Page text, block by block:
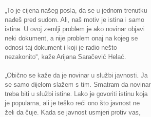
„To je cijena našeg posla, da se u jednom trenutku
nađeš pred sudom. Ali, naš motiv je istina i samo
istina. U ovoj zemlji problem je ako novinar objavi
neki dokument, a nije problem onaj na kojeg se
odnosi taj dokument i koji je radio nešto
nezakonito“, kaže Arijana Saračević Helać.
„Obično se kaže da je novinar u službi javnosti. Ja
se samo dijelom slažem s tim. Smatram da novinar
treba biti u službi istine. Lako je govoriti istinu koja
je popularna, ali je teško reći ono što javnost ne
želi da čuje. Kada se javnost usmjeri protiv vas,